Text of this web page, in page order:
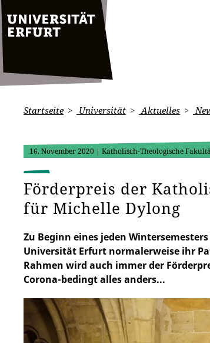
Startseite Universität Aktuelles
16. November 2020 | Katholisch-Theologische
Förderpreis der
für Michelle Dylong
Zu Beginn eines jeden
Universität Erfurt normalerweise ihr
Rahmen wird auch immer der
Corona-bedingt alles anders...